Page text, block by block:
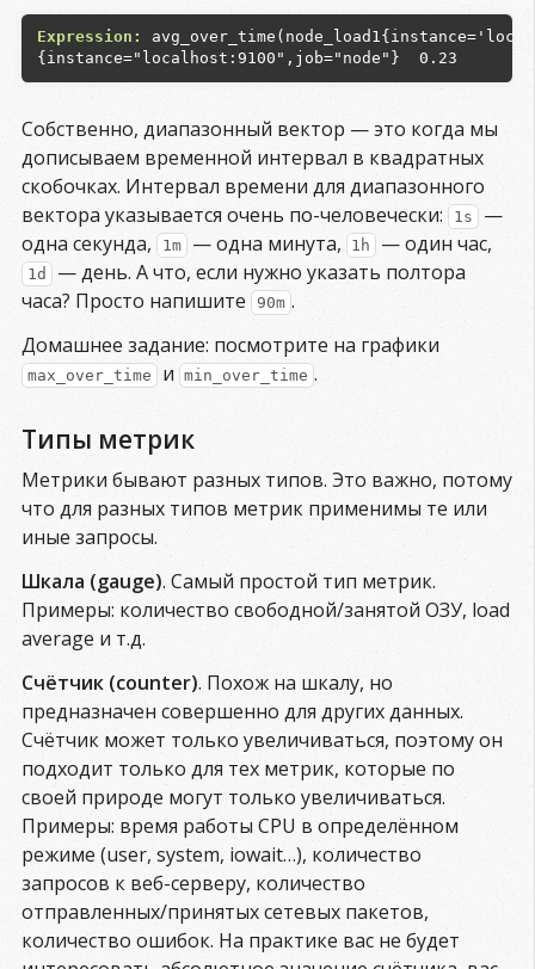
Expression:
Собственно, диапазонный вектор — это когда мы
дописываем временной интервал в квадратных
скобочках. Интервал времени для диапазонного
вектора указывается очень по-человечески:
1s —
одна секунда,
1m — одна минута, 1h — один час,
1d — день. А что, если нужно указать полтора
часа? Просто напишите
90m .
Домашнее задание: посмотрите на графики
max_over_time и min_over_time .
Типы метрик
Метрики бывают разных типов. Это важно, потому
что для разных типов метрик применимы те или
иные запросы.
Шкала (gauge). Самый простой тип метрик.
Примеры: количество свободной/занятой ОЗУ, load
average и т.д.
Счётчик (counter). Похож на шкалу, но
предназначен совершенно для других данных.
Счётчик может только увеличиваться, поэтому он
подходит только для тех метрик, которые по
своей природе могут только увеличиваться.
Примеры: время работы CPU в определённом
режиме (user, system, iowait…), количество
запросов к веб-серверу, количество
отправленных/принятых сетевых пакетов,
количество ошибок. На практике вас не будет